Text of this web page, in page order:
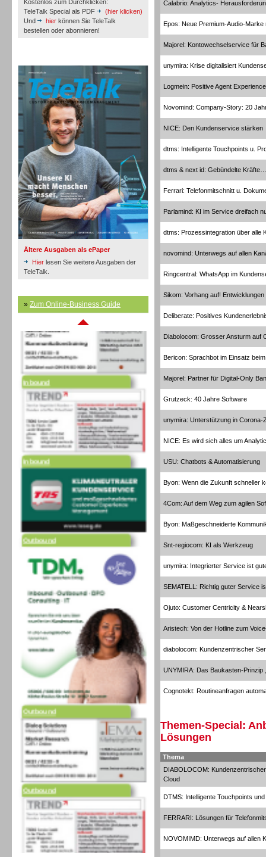
Kostenlos zum Durchklicken:
TeleTalk Special als PDF
(hier klicken)
Und
hier können Sie TeleTalk
bestellen oder abonnieren!
Ältere Ausgaben als ePaper
Hier lesen Sie weitere Ausgaben der
TeleTalk.
» Zum Online-Business Guide
Inbound
Inbound
Inbound
Inbound
Outbound
Outbound
Outbound
Calabrio: Analytics-
Epos: Neue Premium-Audio-Marke
Majorel: Kontowechselservice für
unymira: Krise digitalisiert
Logmein: Positive Agent Experience
Novomind: Company-Story: 20
NICE: Den Kundenservice stärken
dtms: Intelligente Touchpoints u.
dtms & next id: Gebündelte Kräfte…
Ferrari: Telefonmitschnitt u.
Parlamind: KI im Service dreifach
dtms: Prozessintegration über alle
novomind: Unterwegs auf allen
Ringcentral: WhatsApp im
Sikom: Vorhang auf! Entwicklungen
Deliberate: Positives
Diabolocom: Grosser Ansturm auf
Bericon: Sprachbot im Einsatz
Majorel: Partner für Digital-Only
Grutzeck: 40 Jahre Software
unymira: Unterstützung in Corona-
NICE: Es wird sich alles um
USU: Chatbots & Automatisierung
Byon: Wenn die Zukunft schneller
4Com: Auf dem Weg zum agilen
Byon: Maßgeschneiderte
Snt-regiocom: KI als Werkzeug
unymira: Integrierter Service ist
SEMATELL: Richtig guter Service
Ojuto: Customer Centricity &
Aristech: Von der Hotline zum
diabolocom: Kundenzentrischer
UNYMIRA: Das Baukasten-Prinzip
Cognotekt: Routineanfragen
Themen-Special:
Lösungen
Thema
DIABOLOCOM:
Cloud
DTMS: Intelligente Touchpoints
FERRARI: Lösungen für
NOVOMIMD: Unterwegs auf allen